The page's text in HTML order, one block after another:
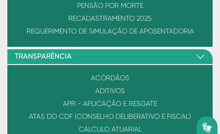
PENSÃO POR MORTE
RECADASTRAMENTO 2025
REQUERIMENTO DE SIMULAÇÃO DE APOSENTADORIA
TRANSPARÊNCIA
ACÓRDÃOS
ADITIVOS
APR - APLICAÇÃO E RESGATE
ATAS DO CDF (CONSELHO DELIBERATIVO E FISCAL)
CÁLCULO ATUARIAL